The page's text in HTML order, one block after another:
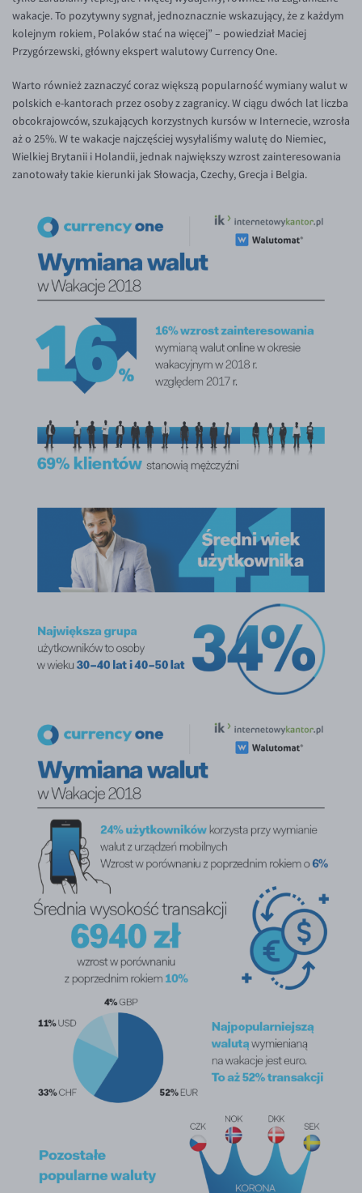
EUR/CAD
EUR/CNY
EUR/HKD
EUR/HUF
EUR/ILS
EUR/JPY
EUR/NZD
EUR/SGD
EUR/ZAR
GBP/USD
USD/CHF
GBP/CHF
wakacje. To pozytywny sygnał, jednoznacznie wskazujący, że z każdym
kolejnym rokiem, Polaków stać na więcej” – powiedział Maciej
Przygórzewski, główny ekspert walutowy Currency One.
Warto również zaznaczyć coraz większą popularność wymiany walut w
polskich e-kantorach przez osoby z zagranicy. W ciągu dwóch lat liczba
obcokrajowców, szukających korzystnych kursów w Internecie, wzrosła
aż o 25%. W te wakacje najczęściej wysyłaliśmy walutę do Niemiec,
Wielkiej Brytanii i Holandii, jednak największy wzrost zainteresowania
zanotowały takie kierunki jak Słowacja, Czechy, Grecja i Belgia.